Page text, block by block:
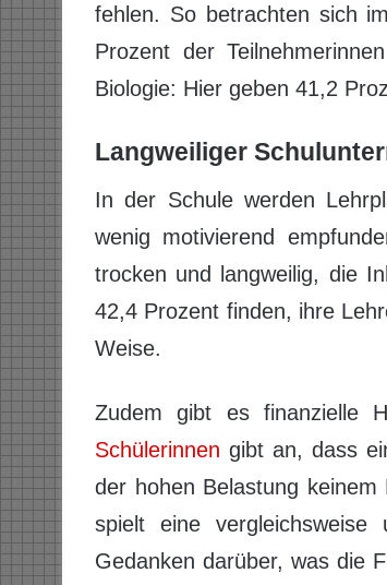
fehlen. So betrachten sich
Prozent der
Biologie: Hier geben 41,2
Langweiliger
In der Schule werden
wenig motivierend
trocken und langweilig, die
42,4 Prozent finden, ihre
Weise.
Zudem gibt es finanzielle
Schülerinnen gibt an, dass
der hohen Belastung
spielt eine
Gedanken darüber, was die